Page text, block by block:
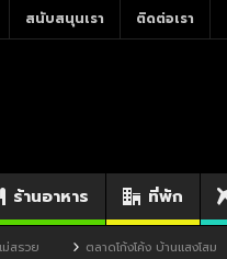
สนับสนุนเรา ติดต่อเรา
ร้านอาหาร ที่พัก
ตลาดโก้งโค้ง บ้านแสงโสม